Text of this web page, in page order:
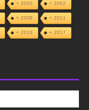
+ 2000 + 2002
+ 2008 + 2011
+ 2016 + 2017